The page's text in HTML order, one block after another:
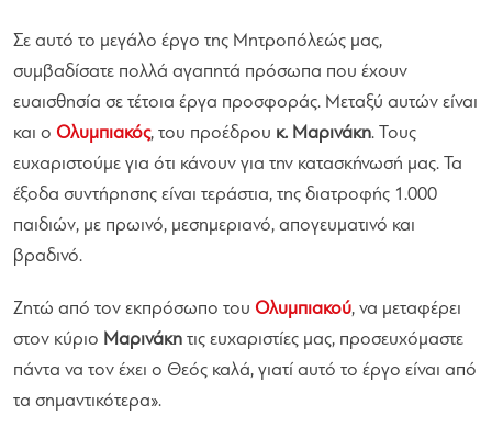
Σε αυτό το μεγάλο έργο της Μητροπόλεώς μας,
συμβαδίσατε πολλά αγαπητά πρόσωπα που έχουν
ευαισθησία σε τέτοια έργα προσφοράς. Μεταξύ αυτών είναι
και ο Ολυμπιακός, του προέδρου κ. Μαρινάκη. Τους
ευχαριστούμε για ότι κάνουν για την κατασκήνωσή μας. Τα
έξοδα συντήρησης είναι τεράστια, της διατροφής 1.000
παιδιών, με πρωινό, μεσημεριανό, απογευματινό και
βραδινό.
Ζητώ από τον εκπρόσωπο του Ολυμπιακού, να μεταφέρει
στον κύριο Μαρινάκη τις ευχαριστίες μας, προσευχόμαστε
πάντα να τον έχει ο Θεός καλά, γιατί αυτό το έργο είναι από
τα σημαντικότερα».